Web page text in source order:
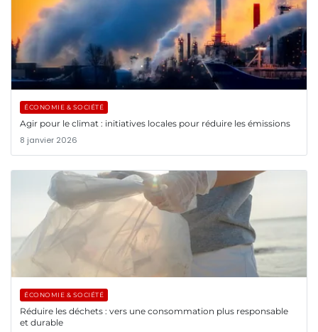
ÉCONOMIE & SOCIÉTÉ
Agir pour le climat : initiatives locales pour réduire les émissions
8 janvier 2026
ÉCONOMIE & SOCIÉTÉ
Réduire les déchets : vers une consommation plus responsable
et durable